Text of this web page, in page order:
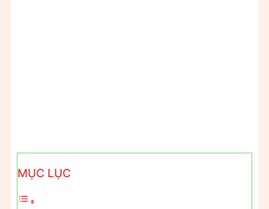
MỤC LỤC